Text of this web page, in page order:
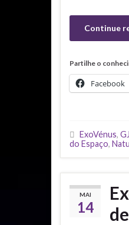
Continue
Partilhe o
Facebook
ExoVénus,
do Espaço,
MAI
14